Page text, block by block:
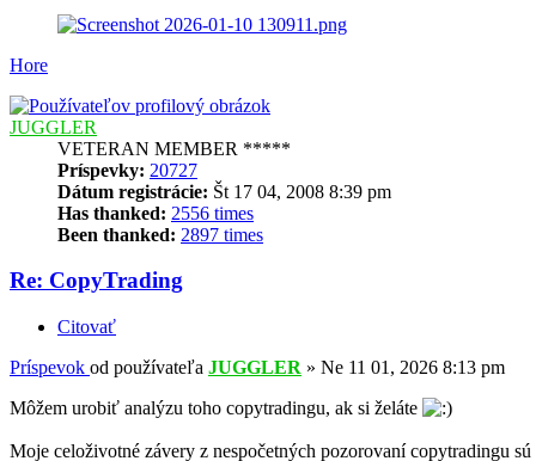
Hore
JUGGLER
VETERAN MEMBER *****
Príspevky: 20727
Dátum registrácie: Št 17 04, 2008 8:39 pm
Has thanked: 2556 times
Been thanked: 2897 times
Re: CopyTrading
Citovať
Príspevok od používateľa JUGGLER » Ne 11 01, 2026 8:13 pm
Môžem urobiť analýzu toho copytradingu, ak si želáte
Moje celoživotné závery z nespočetných pozorovaní copytradingu